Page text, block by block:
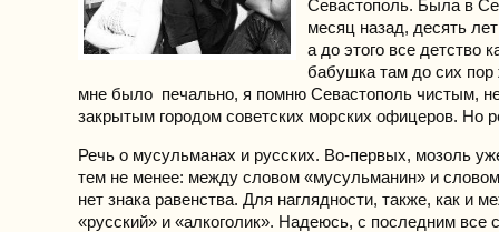
Севастополь. Была в
месяц назад, десять
а до этого все детство
бабушка там до сих
мне было печально, я помню Севастополь чистым,
закрытым городом советских морских офицеров. Но
Речь о мусульманах и русских. Во-первых, мозоль
тем не менее: между словом «мусульманин» и
нет знака равенства. Для наглядности, также, как и
«русский» и «алкоголик». Надеюсь, с последним все